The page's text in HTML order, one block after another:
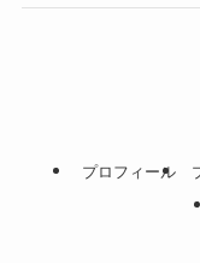
プロフィール